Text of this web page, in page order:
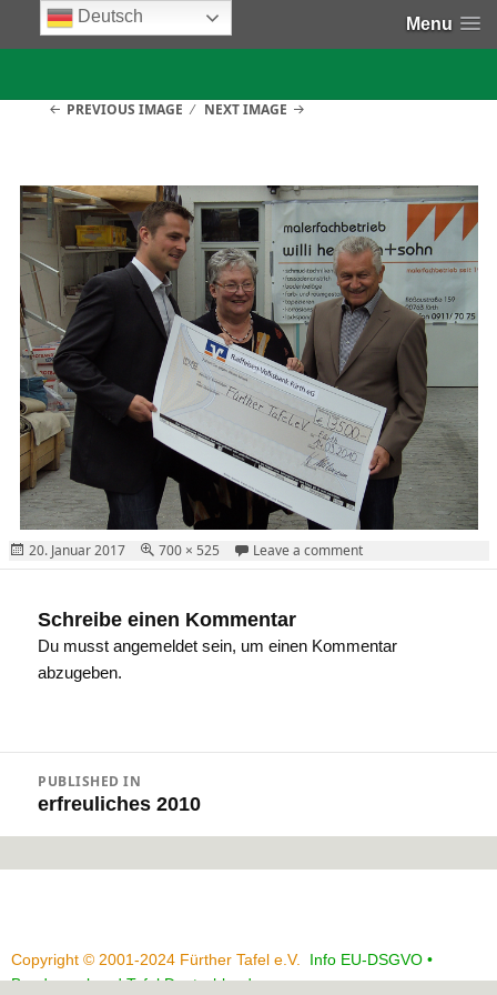
Menu
PREVIOUS IMAGE NEXT IMAGE
Posted
on
20. Januar 2017
Full
size
700 × 525 Leave a commenton Malerei-Heilmann
Schreibe einen Kommentar
Du musstangemeldet sein, um einen Kommentar
abzugeben.
PUBLISHED IN
erfreuliches 2010
Copyright © 2001-2024 Fürther Tafel e.V. Info EU-DSGVO •
Bundesverband Tafel Deutschland
Deutsch